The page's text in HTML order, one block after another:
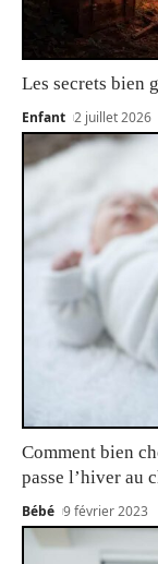
Les secrets bien
Enfant 2 juillet 2026
Comment bien
passe l’hiver au
Bébé 9 février 2023